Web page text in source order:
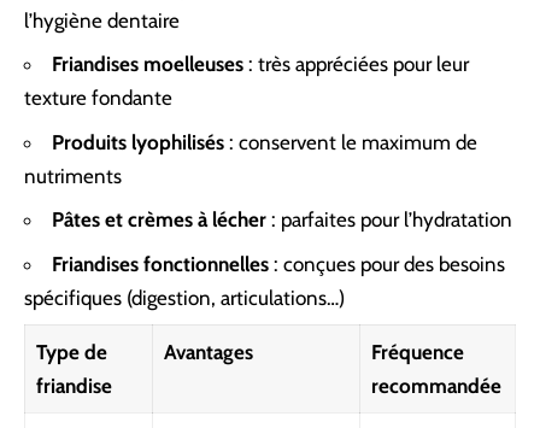
l’hygiène dentaire
Friandises moelleuses : très appréciées pour leur
texture fondante
Produits lyophilisés : conservent le maximum de
nutriments
Pâtes et crèmes à lécher : parfaites pour l’hydratation
Friandises fonctionnelles : conçues pour des besoins
spécifiques (digestion, articulations…)
Type de
friandise
Avantages
Fréquence
recommandée